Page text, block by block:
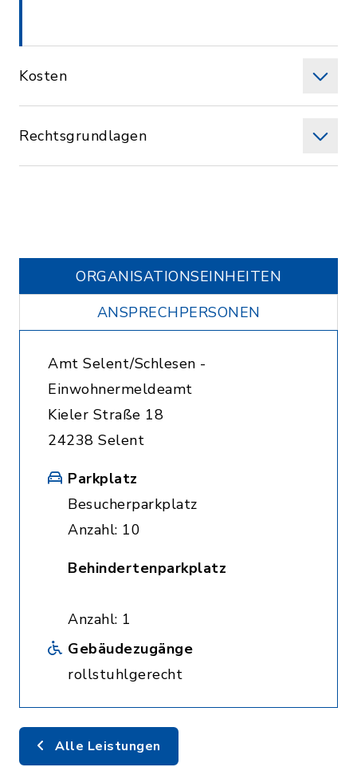
Kosten
Rechtsgrundlagen
ORGANISATIONS­EINHEITEN
ANSPRECHPERSONEN
Amt Selent/Schlesen -
Einwohnermeldeamt
Kieler Straße 18
24238 Selent
Parkplatz
Besucherparkplatz
Anzahl: 10
Behindertenparkplatz
Anzahl: 1
Gebäudezugänge
rollstuhlgerecht
Alle Leistungen